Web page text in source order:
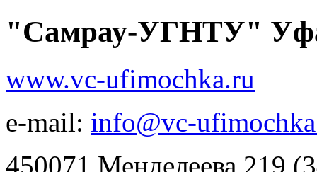
"Самрау-УГНТУ"
www.vc-ufimochka.ru
e-mail: info@vc-